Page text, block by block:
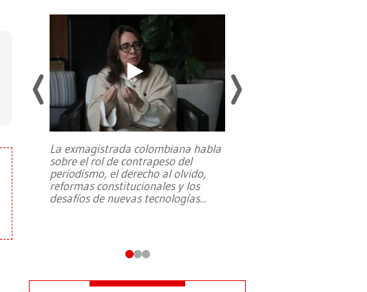
La exmagistrada colombiana habla
sobre el rol de contrapeso del
periodismo, el derecho al olvido,
reformas constitucionales y los
desafíos de nuevas tecnologías...